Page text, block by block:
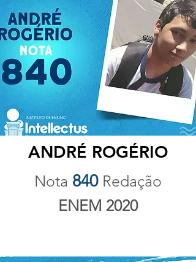
ANDRÉ ROGÉRIO
Nota 840 Redação
ENEM 2020